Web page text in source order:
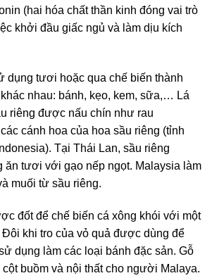
(hai hóa chất thần kinh đóng vai trò
khởi đầu giấc ngủ và làm dịu kích
dụng tươi hoặc qua chế biến thành
nhau: bánh, kẹo, kem, sữa,… Lá
riêng được nấu chín như rau
cánh hoa của hoa sầu riêng (tỉnh
Tại Thái Lan, sầu riêng
tươi với gạo nếp ngọt. Malaysia làm
muối từ sầu riêng.
đốt để chế biến cá xông khói với một
khi tro của vỏ quả được dùng để
dụng làm các loại bánh đặc sản. Gỗ
buồm và nội thất cho người Malaya.